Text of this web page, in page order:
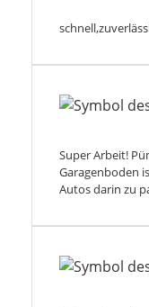
Super Arbeit!
Garagenboden
Autos darin zu